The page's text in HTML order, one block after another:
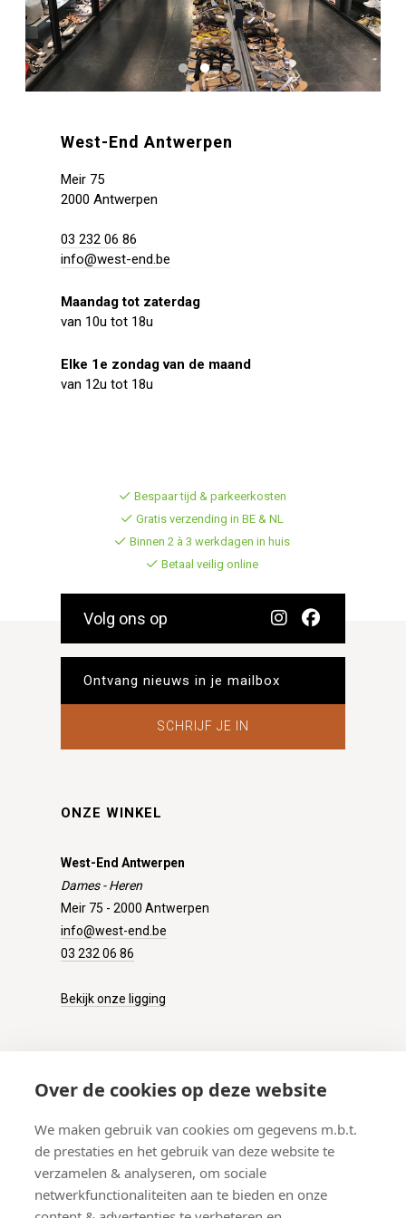
Over de cookies op deze website
We maken gebruik van cookies om gegevens m.b.t.
de prestaties en het gebruik van deze website te
verzamelen & analyseren, om sociale
netwerkfunctionaliteiten aan te bieden en onze
West-End Antwerpen
Meir 75
2000 Antwerpen
03 232 06 86
info@west-end.be
Maandag tot zaterdag
van 10u tot 18u
Elke 1e zondag van de maand
van 12u tot 18u
Bespaar tijd & parkeerkosten
Gratis verzending in BE & NL
Binnen 2 à 3 werkdagen in huis
Betaal veilig online
Volg ons op
SCHRIJF JE IN
ONZE WINKEL
West-End Antwerpen
Dames - Heren
Meir 75 - 2000 Antwerpen
info@west-end.be
03 232 06 86
Bekijk onze ligging
Verzenden
Retourneren
Betalen
Veelgestelde vragen